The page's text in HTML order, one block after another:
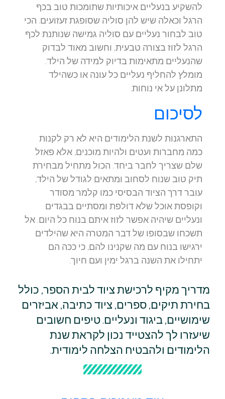
להשקיע בנעליים איכותיות שתומכות טוב בכף
הרגל וכאלה שיש להן סוליה שסופגת זעזועים. הכי
טוב לבחור נעליים עם סוליה גמישה שנותנת לכף
הרגל לזוז בצורה טבעית, וחשוב מאוד לבדוק
שהנעליים מתאימות בדיוק למידה של הילד.
מומלץ להחליף נעליים כל עונה או כשהילד
מתלונן על אי נוחות.
לסיכום
התארגנות לשנת הלימודים היא לא רק לקנות
כמה מחברות ועטים ולהיות מוכנים, אלא פאזל
שלם שצריך לחבר ביחד. הכול מתחיל מבחירת
תיק טוב שנוח לסחוב ומתאים לגודל של הילד,
עובר דרך הציוד הבסיסי כמו קלמר מסודר
וקופסת אוכל שלא דולפת ומסתיים בבגדים
ונעליים שיהיה אפשר לזוז איתם בנוח כל היום. אל
תשכחו שבסופו של דבר המטרה היא שהילדים
ירגישו בנוח עם מה שקנינו להם, כי ככה הם
יתחילו את השנה ברגל ימין ועם חיוך.
מדריך מקיף לרכישת ציוד לבית הספר, כולל
בחירת תיקים, ספרים, ציוד כתיבה, אביזרים
שימושיים, ביגוד ונעליים. טיפים חשובים
שיעזרו לך להצטייד נכון לקראת שנת
הלימודים ולהבטיח הצלחה לימודית.